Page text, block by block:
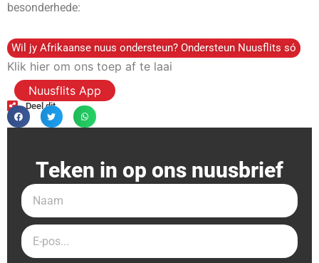
besonderhede:
Wil jy Afrikaanse nuus ondersteun? Ondersteun Nuusflits só
Klik hier om ons toep af te laai
Nuusflits App
Deel dit
Teken in op ons nuusbrief